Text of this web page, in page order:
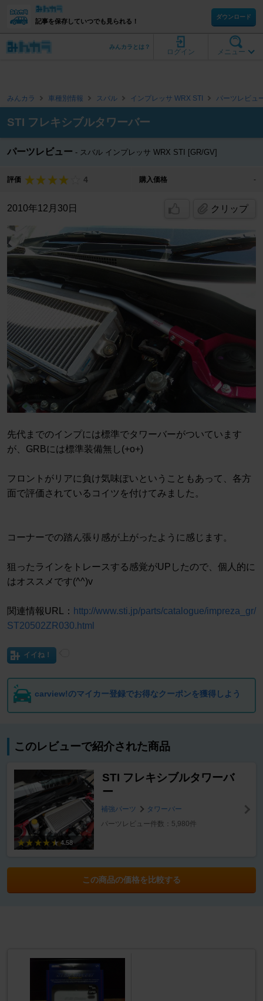
記事を保存していつでも見られる！
ダウンロード
メニュー
ログイン
みんカラとは？
みんカラ 車種別情報 スバル インプレッサ WRX STI パーツレビュ
STI フレキシブルタワーバー
パーツレビュー スバル インプレッサ WRX STI [GR/GV]
評価 4 購入価格 -
2010年12月30日 クリップ
先代までのインプには標準でタワーバーがついています
が、GRBには標準装備無し(+o+)
フロントがリアに負け気味ぽいということもあって、各方
面で評価されているコイツを付けてみました。
コーナーでの踏ん張り感が上がったように感じます。
狙ったラインをトレースする感覚がUPしたので、個人的に
はオススメです(^^)v
関連情報URL： http://www.sti.jp/parts/catalogue/impreza_gr/
ST20502ZR030.html
イイね！
carview!のマイカー登録でお得なクーポンを獲得しよう
このレビューで紹介された商品
4.58
STI フレキシブルタワーバ
ー
補強パーツ
タワーバー
パーツレビュー件数：5,980件
この商品の価格を比較する